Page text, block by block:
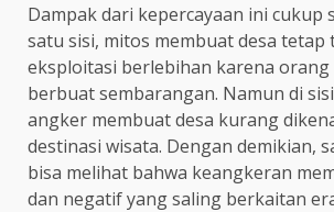
Dampak dari kepercayaan ini cukup
satu sisi, mitos membuat desa tetap
eksploitasi berlebihan karena orang
berbuat sembarangan. Namun di
angker membuat desa kurang
destinasi wisata. Dengan demikian,
bisa melihat bahwa keangkeran
dan negatif yang saling berkaitan